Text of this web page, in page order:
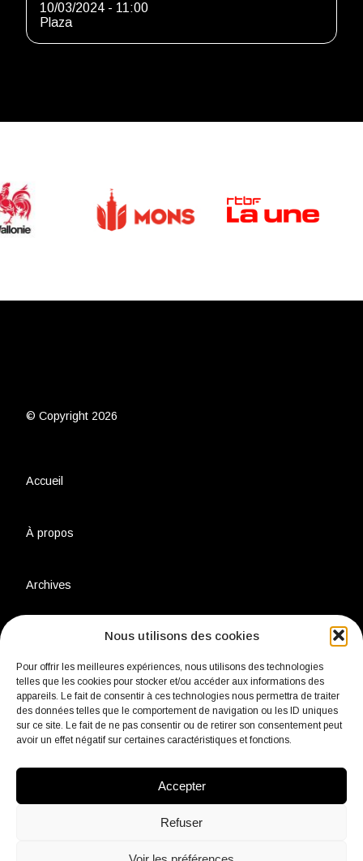
Nous utilisons des cookies
Pour offrir les meilleures expériences, nous utilisons des technologies
telles que les cookies pour stocker et/ou accéder aux informations des
appareils. Le fait de consentir à ces technologies nous permettra de traiter
des données telles que le comportement de navigation ou les ID uniques
sur ce site. Le fait de ne pas consentir ou de retirer son consentement peut
avoir un effet négatif sur certaines caractéristiques et fonctions.
Accepter
Refuser
10/03/2024 - 11:00
Plaza
© Copyright 2026
Accueil
À propos
Archives
Charte environnementale
Politique de confidentialité
Mentions légales